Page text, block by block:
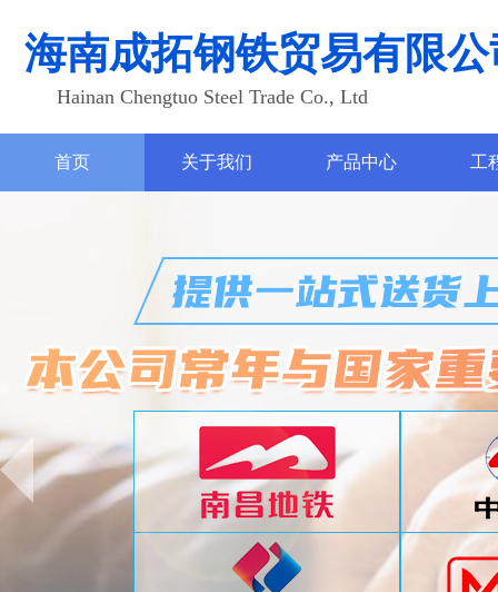
海南成拓钢铁贸易有限
Hainan Chengtuo Steel Trade Co., Ltd
首页 关于我们 产品中心 工